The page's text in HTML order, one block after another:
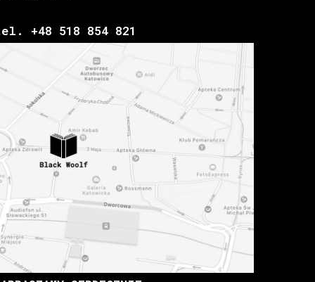
+48 518 854 821